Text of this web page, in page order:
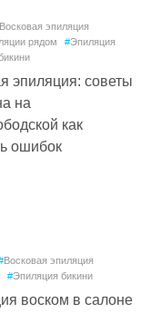
Восковая эпиляция
рядом #Эпиляция
эпиляция: советы
на
как
ошибок
Восковая эпиляция
#Эпиляция бикини
воском в салоне